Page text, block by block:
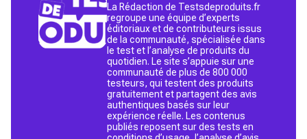
La Rédaction de Testsdeproduits.fr
regroupe une équipe d’experts
éditoriaux et de contributeurs issus
de la communauté, spécialisée dans
le test et l’analyse de produits du
quotidien. Le site s’appuie sur une
communauté de plus de 800 000
testeurs, qui testent des produits
gratuitement et partagent des avis
authentiques basés sur leur
expérience réelle. Les contenus
publiés reposent sur des tests en